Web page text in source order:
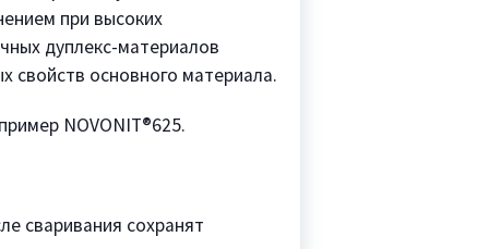
при высоких
дуплекс-материалов
свойств основного материала.
NOVONIT®625.
сваривания сохранят